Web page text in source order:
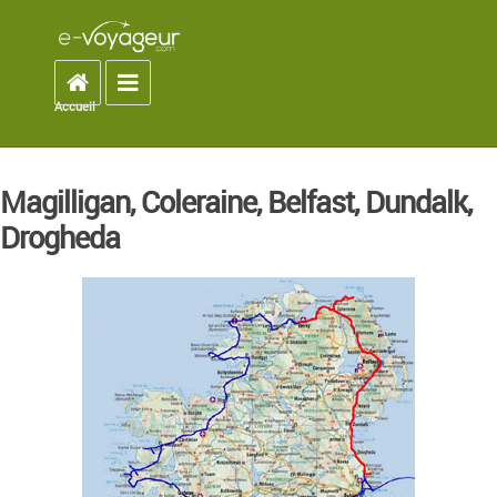
Accueil
Toggle navigation
Accueil
Magilligan, Coleraine, Belfast, Dundalk,
Drogheda